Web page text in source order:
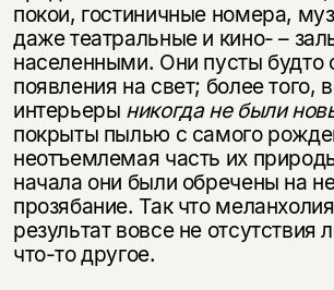
покои, гостиничные номера,
даже театральные и кино- –
населенными. Они пусты будто
появления на свет; более того,
интерьеры никогда не были
покрыты пылью с самого
неотъемлемая часть их
начала они были обречены на
прозябание. Так что
результат вовсе не отсутствия
что-то другое.